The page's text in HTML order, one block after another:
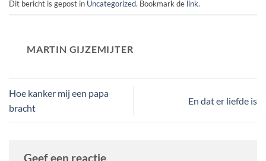
Dit bericht is gepost in Uncategorized. Bookmark de link.
MARTIN GIJZEMIJTER
Hoe kanker mij een papa
bracht
En dat er liefde is
Geef een reactie